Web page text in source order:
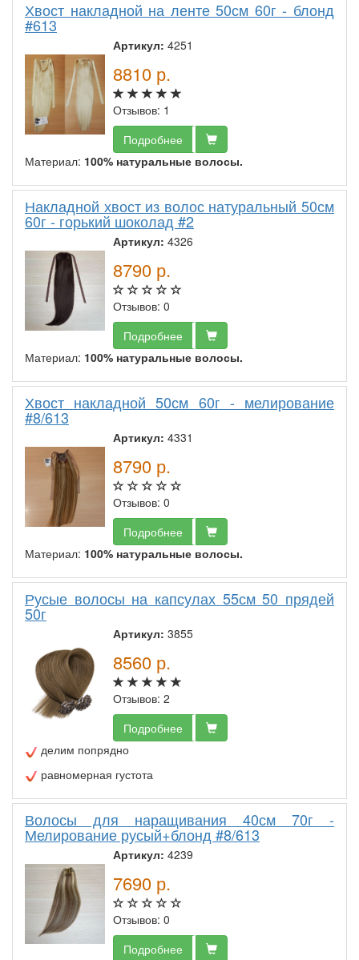
Хвост накладной на ленте 50см 60г - блонд
#613
Артикул: 4251
8810 р.
Отзывов: 1
Подробнее
Материал: 100% натуральные волосы.
Накладной хвост из волос натуральный 50см
60г - горький шоколад #2
Артикул: 4326
8790 р.
Отзывов: 0
Подробнее
Материал: 100% натуральные волосы.
Хвост накладной 50см 60г - мелирование
#8/613
Артикул: 4331
8790 р.
Отзывов: 0
Подробнее
Материал: 100% натуральные волосы.
Русые волосы на капсулах 55см 50 прядей
50г
Артикул: 3855
8560 р.
Отзывов: 2
Подробнее
делим попрядно
равномерная густота
Волосы для наращивания 40см 70г -
Мелирование русый+блонд #8/613
Артикул: 4239
7690 р.
Отзывов: 0
Подробнее